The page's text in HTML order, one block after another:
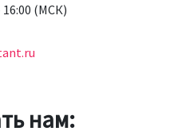
(МСК)
нам: